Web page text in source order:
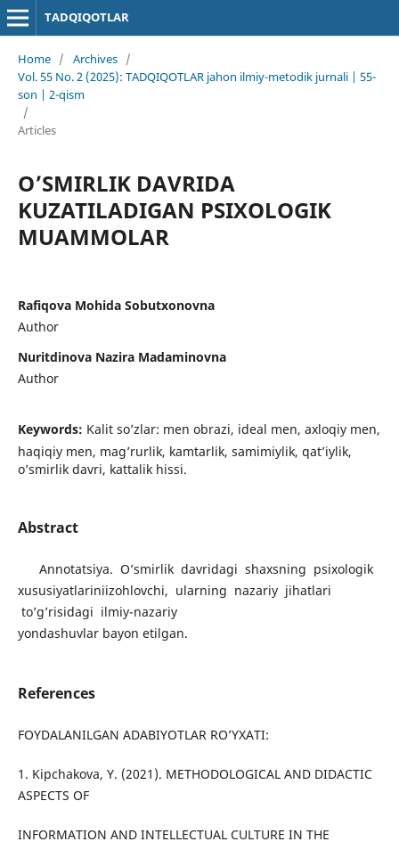
TADQIQOTLAR
Home / Archives /
Vol. 55 No. 2 (2025): TADQIQOTLAR jahon ilmiy-metodik jurnali | 55-
son | 2-qism
/
Articles
O’SMIRLIK DAVRIDA
KUZATILADIGAN PSIXOLOGIK
MUAMMOLAR
Rafiqova Mohida Sobutxonovna
Author
Nuritdinova Nazira Madaminovna
Author
Keywords: Kalit so’zlar: men obrazi, ideal men, axloqiy men,
haqiqiy men, mag’rurlik, kamtarlik, samimiylik, qat’iylik,
o’smirlik davri, kattalik hissi.
Abstract
Annotatsiya. O’smirlik davridagi shaxsning psixologik
xususiyatlariniizohlovchi, ularning nazariy jihatlari
to’g’risidagi ilmiy-nazariy
yondashuvlar bayon etilgan.
References
FOYDALANILGAN ADABIYOTLAR RO’YXATI:
1. Kipchakova, Y. (2021). METHODOLOGICAL AND DIDACTIC
ASPECTS OF
INFORMATION AND INTELLECTUAL CULTURE IN THE